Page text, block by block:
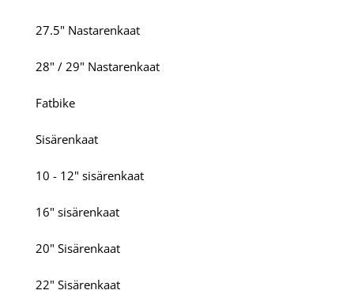
27.5" Nastarenkaat
28" / 29" Nastarenkaat
Fatbike
Sisärenkaat
10 - 12" sisärenkaat
16" sisärenkaat
20" Sisärenkaat
22" Sisärenkaat